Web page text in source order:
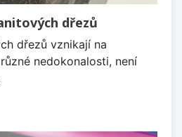
dřezů
dřezů vznikají na
nedokonalosti, není